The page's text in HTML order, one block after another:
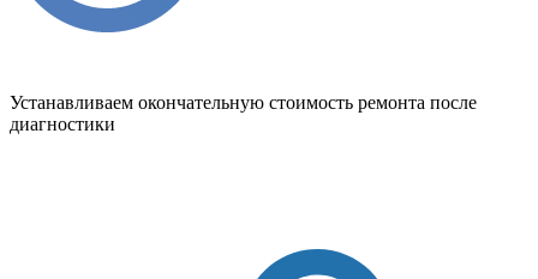
Устанавливаем окончательную стоимость ремонта после
диагностики